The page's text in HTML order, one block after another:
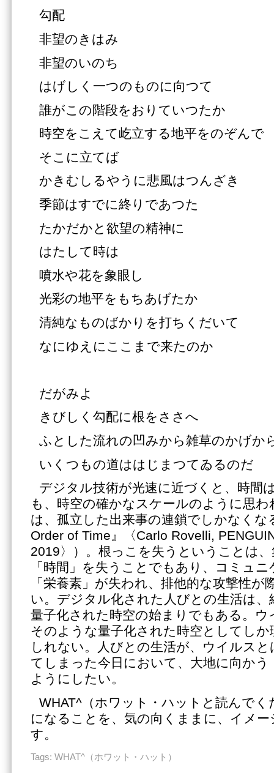
勾配
非望のきはみ
非望のいのち
はげしく一つのものに向つて
誰がこの階段をおりていつたか
時空をこえて屹立する地平をのぞんで
そこに立てば
かきむしるやうに悲風はつんざき
季節はすでに終りであつた
たかだかと欲望の精神に
はたして時は
噴水や花を象眼し
光彩の地平をもちあげたか
清純なものばかりを打ちくだいて
なにゆえにここまで来たのか
だがみよ
きびしく勾配に根をささへ
ふとした流れの凹みから雑草のかげか
いくつもの道ははじまつてゐるのだ
デジタル技術が光速に近づくと、時間
も、時空の確かなスケールのように思
は、孤立した出来事の連鎖でしかなくな
Order of Time』〈Carlo Rovelli,
2019〉）。根っこを失うということは
「時間」を失うことでもあり、コミュ
「栄養素」が失われ、排他的な攻撃性
い。デジタル化された人びとの生活は、
量子化された時空の始まりでもある。ウ
そのような量子化された時空としてし
しれない。人びとの生活が、ウイルス
てしまった今日において、大地に向かう
ようにしたい。
WHAT^（ホワット・ハットと読んでく
になることを、気の向くままに、イメ
す。
Tags: WHAT^（ホワット・ハット）